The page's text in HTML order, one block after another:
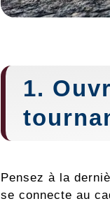
1.
Pensez à la
se connecte au